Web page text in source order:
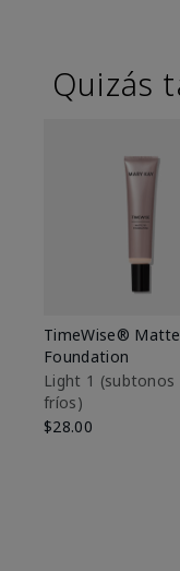
Quizás
TimeWise®
Foundation
Light 1​ (subtonos
fríos)
$28.00